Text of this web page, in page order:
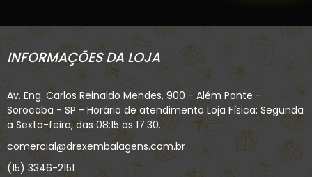
INFORMAÇÕES DA LOJA
Av. Eng. Carlos Reinaldo Mendes, 900 - Além Ponte -
Sorocaba - SP - Horário de atendimento Loja Física: Segunda
a Sexta-feira, das 08:15 as 17:30.
comercial@drexembalagens.com.br
(15) 3346-2151